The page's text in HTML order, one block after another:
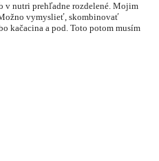
v nutri prehľadne rozdelené. Mojim
vymyslieť, skombinovať
kačacina a pod. Toto potom musím